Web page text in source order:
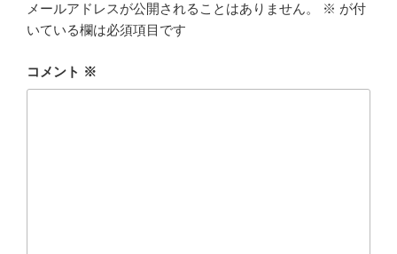
メールアドレスが公開されることはありません。 ※ が付
いている欄は必須項目です
コメント ※